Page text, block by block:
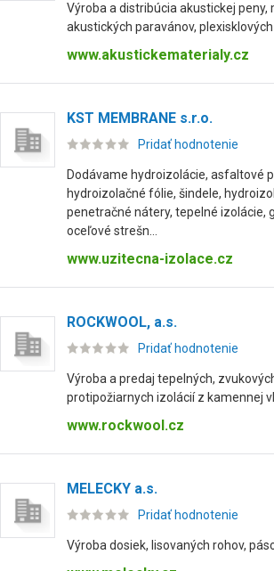
Výroba a distribúcia akustickej peny,
akustických paravánov, plexisklových
www.akustickematerialy.cz
KST MEMBRANE s.r.o.
Pridať hodnotenie
Dodávame hydroizolácie, asfaltové
hydroizolačné fólie, šindele,
penetračné nátery, tepelné izolácie,
oceľové strešn...
www.uzitecna-izolace.cz
ROCKWOOL, a.s.
Pridať hodnotenie
Výroba a predaj tepelných,
protipožiarnych izolácií z kamennej
www.rockwool.cz
MELECKY a.s.
Pridať hodnotenie
Výroba dosiek, lisovaných rohov,